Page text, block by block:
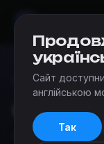
Квесты›Компании›
★★
Сайт
англійською
Так